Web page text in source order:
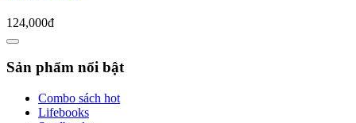
124,000đ
Sản phẩm nổi bật
Combo sách hot
Lifebooks